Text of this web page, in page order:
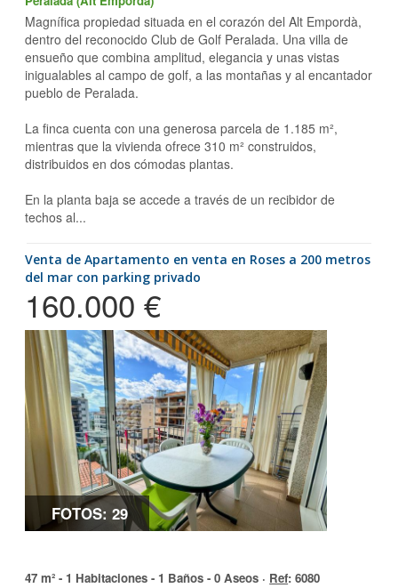
Magnífica propiedad situada en el corazón del Alt Empordà,
dentro del reconocido Club de Golf Peralada. Una villa de
ensueño que combina amplitud, elegancia y unas vistas
inigualables al campo de golf, a las montañas y al encantador
pueblo de Peralada.
La finca cuenta con una generosa parcela de 1.185 m²,
mientras que la vivienda ofrece 310 m² construidos,
distribuidos en dos cómodas plantas.
En la planta baja se accede a través de un recibidor de
techos al...
Venta de Apartamento en venta en Roses a 200 metros
del mar con parking privado
160.000 €
FOTOS: 29
47 m² - 1 Habitaciones - 1 Baños - 0 Aseos · Ref: 6080